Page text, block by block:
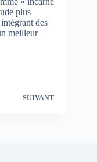
plus
des
meilleur
SUIVANT